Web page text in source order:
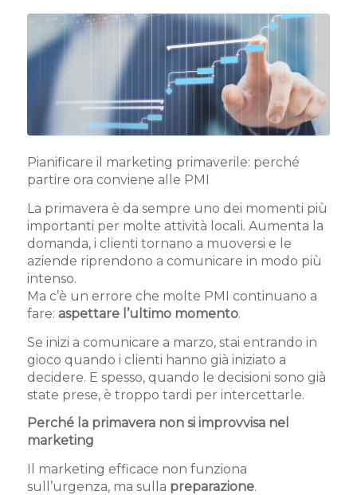
Pianificare il marketing primaverile: perché
partire ora conviene alle PMI
La primavera è da sempre uno dei momenti più
importanti per molte attività locali. Aumenta la
domanda, i clienti tornano a muoversi e le
aziende riprendono a comunicare in modo più
intenso.
Ma c’è un errore che molte PMI continuano a
fare: aspettare l’ultimo momento.
Se inizi a comunicare a marzo, stai entrando in
gioco quando i clienti hanno già iniziato a
decidere. E spesso, quando le decisioni sono già
state prese, è troppo tardi per intercettarle.
Perché la primavera non si improvvisa nel
marketing
Il marketing efficace non funziona
sull’urgenza, ma sulla preparazione.